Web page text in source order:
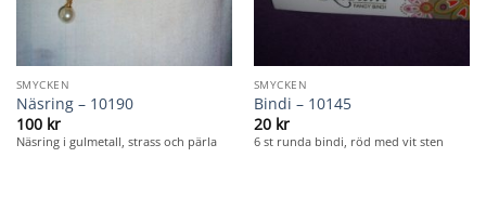
SMYCKEN
Näsring – 10190
100 kr
Näsring i gulmetall, strass och pärla
SMYCKEN
Bindi – 10145
20 kr
6 st runda bindi, röd med vit sten